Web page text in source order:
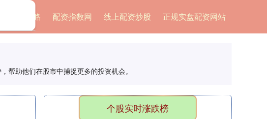
盛康策略 配资指数网 线上配资炒股 正规实盘配资网站
帮助他们在股市中捕捉更多的投资机会。
个股实时涨跌榜